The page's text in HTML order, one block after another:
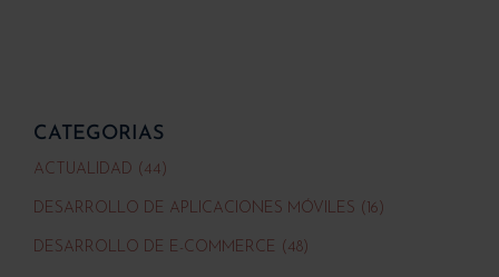
CATEGORIAS
ACTUALIDAD (44)
DESARROLLO DE APLICACIONES MÓVILES (16)
DESARROLLO DE E-COMMERCE (48)